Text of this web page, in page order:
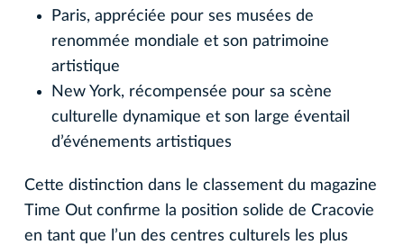
Paris, appréciée pour ses musées de
renommée mondiale et son patrimoine
artistique
New York, récompensée pour sa scène
culturelle dynamique et son large éventail
d’événements artistiques
Cette distinction dans le classement du magazine
Time Out confirme la position solide de Cracovie
en tant que l’un des centres culturels les plus